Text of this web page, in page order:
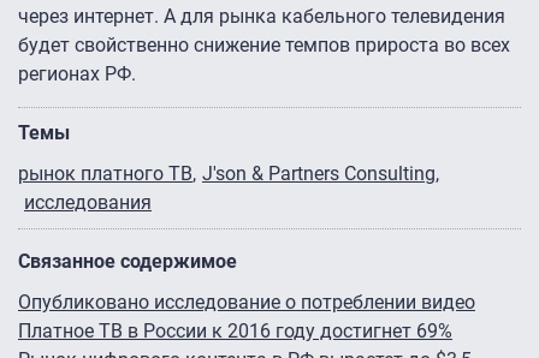
через интернет. А для рынка кабельного телевидения
будет свойственно снижение темпов прироста во всех
регионах РФ.
Темы
рынок платного ТВ J'son & Partners Consulting
исследования
Связанное содержимое
Опубликовано исследование о потреблении видео
Платное ТВ в России к 2016 году достигнет 69%